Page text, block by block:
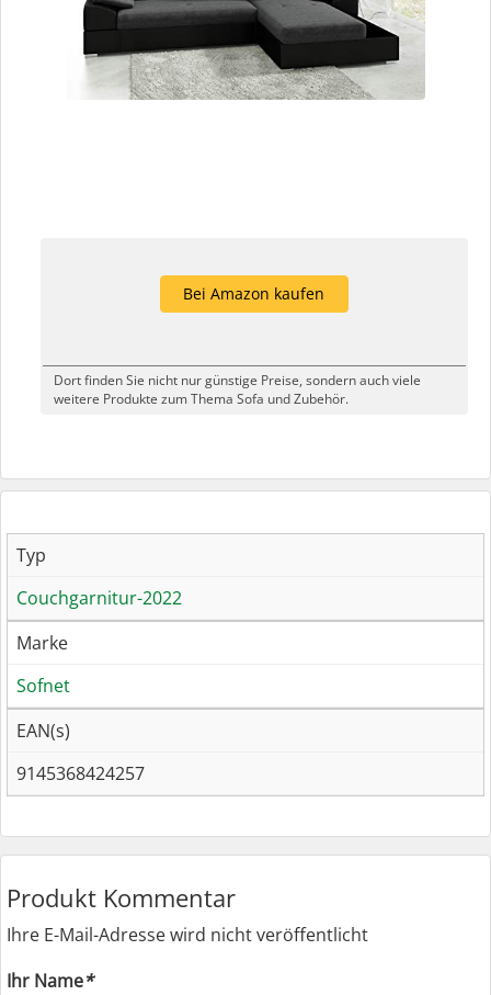
Bei Amazon kaufen
Dort finden Sie nicht nur günstige Preise, sondern auch viele
weitere Produkte zum Thema Sofa und Zubehör.
Typ
Couchgarnitur-2022
Marke
Sofnet
EAN(s)
9145368424257
Produkt Kommentar
Ihre E-Mail-Adresse wird nicht veröffentlicht
Ihr Name*